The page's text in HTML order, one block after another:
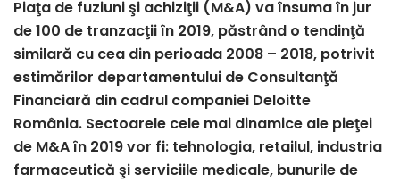
Piaţa de fuziuni şi achiziţii (M&A) va însuma în jur
de 100 de tranzacţii în 2019, păstrând o tendinţă
similară cu cea din perioada 2008 – 2018, potrivit
estimărilor departamentului de Consultanţă
Financiară din cadrul companiei Deloitte
România. Sectoarele cele mai dinamice ale pieţei
de M&A în 2019 vor fi: tehnologia, retailul, industria
farmaceutică şi serviciile medicale, bunurile de